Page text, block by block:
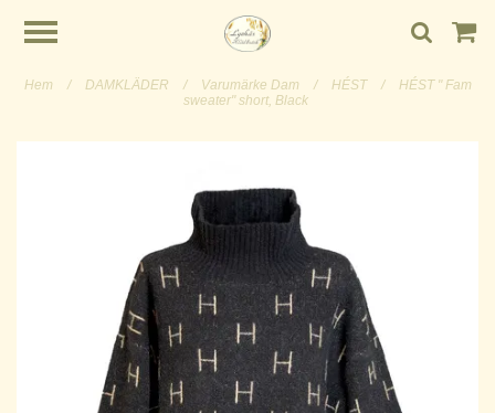
Hem / DAMKLÄDER / Varumärke Dam / HÉST /
HÉST " Fam
sweater" short, Black